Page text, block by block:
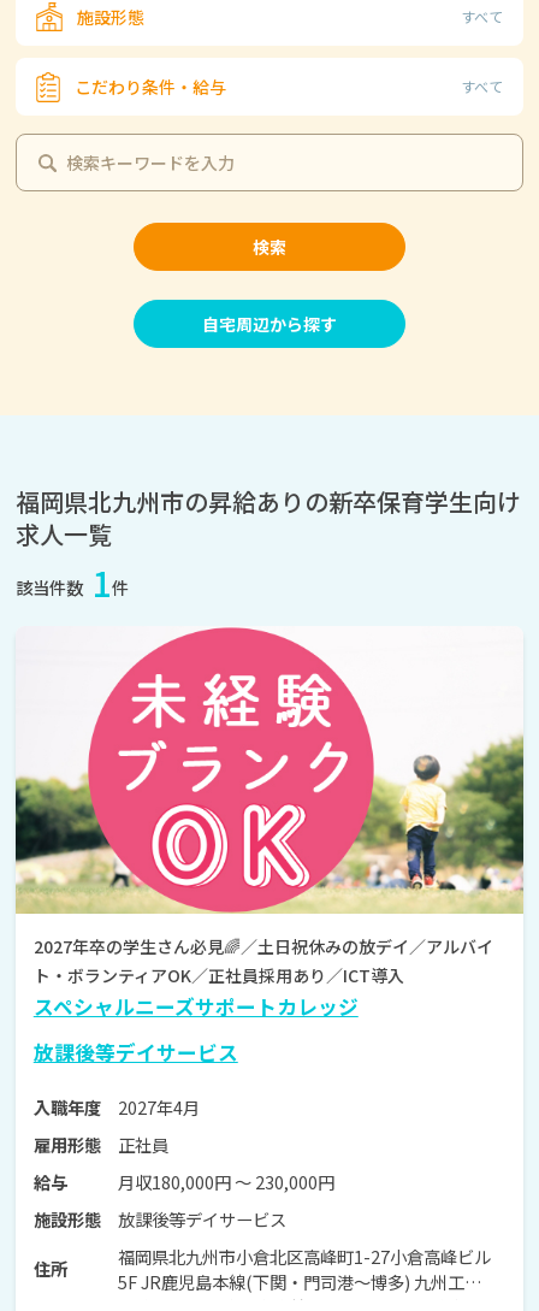
施設形態 すべて
こだわり条件・給与 すべて
検索
自宅周辺から探す
福岡県北九州市の昇給ありの新卒保育学生向け
求人一覧
該当件数 1件
2027年卒の学生さん必見🌈／土日祝休みの放デイ／アルバイ
ト・ボランティアOK／正社員採用あり／ICT導入
スペシャルニーズサポートカレッジ
放課後等デイサービス
入職年度
2027年4月
雇用形態
正社員
給与
月収180,000円 〜 230,000円
施設形態
放課後等デイサービス
住所
福岡県北九州市小倉北区高峰町1-27小倉高峰ビル
5F JR鹿児島本線(下関・門司港～博多) 九州工大前